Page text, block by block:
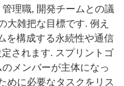
理職, 開発チームとの議
大雑把な目標です. 例え
を構成する永続性や通信
されます. スプリントゴ
メンバーが主体になっ
めに必要なタスクをリス